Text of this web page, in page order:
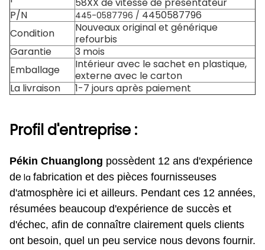
P/N
445-0587796 / 4450587796
Condition
Nouveaux original et générique
refourbis
Garantie
3 mois
Emballage
Intérieur avec le sachet en plastique,
externe avec le carton
La livraison
1-7 jours après paiement
Profil d'entreprise :
Pékin Chuanglong possèdent 12 ans d'expérience
de la fabrication et des pièces fournisseuses
d'atmosphère ici et ailleurs. Pendant ces 12 années,
résumées beaucoup d'expérience de succès et
d'échec, afin de connaître clairement quels clients
ont besoin, quel un peu service nous devons fournir.